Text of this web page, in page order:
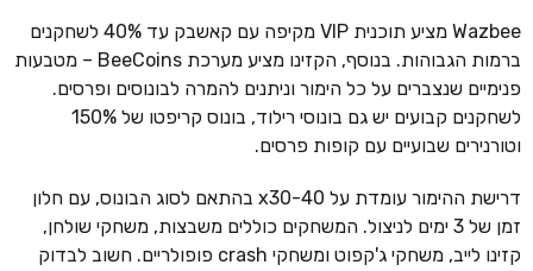
Wazbee מציע תוכנית VIP מקיפה עם קאשבק עד 40% לשחקנים
ברמות הגבוהות. בנוסף, הקזינו מציע מערכת BeeCoins – מטבעות
פנימיים שנצברים על כל הימור וניתנים להמרה לבונוסים ופרסים.
לשחקנים קבועים יש גם בונוסי רילוד, בונוס קריפטו של 150%
וטורנירים שבועיים עם קופות פרסים.
דרישת ההימור עומדת על x30-40 בהתאם לסוג הבונוס, עם חלון
זמן של 3 ימים לניצול. המשחקים כוללים משבצות, משחקי שולחן,
קזינו לייב, משחקי ג'קפוט ומשחקי crash פופולריים. חשוב לבדוק